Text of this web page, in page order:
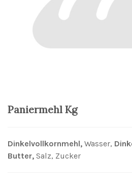
Paniermehl Kg
Dinkelvollkornmehl, Wasser,
Butter, Salz, Zucker